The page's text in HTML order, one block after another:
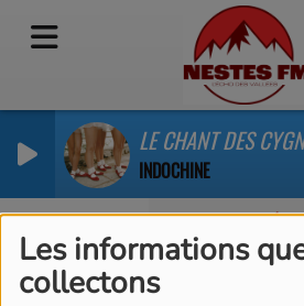
Les informations
collectons
LE CHANT DES
INDOCHINE
L'ACTUALITÉ
perturbée sur la RD123 Un